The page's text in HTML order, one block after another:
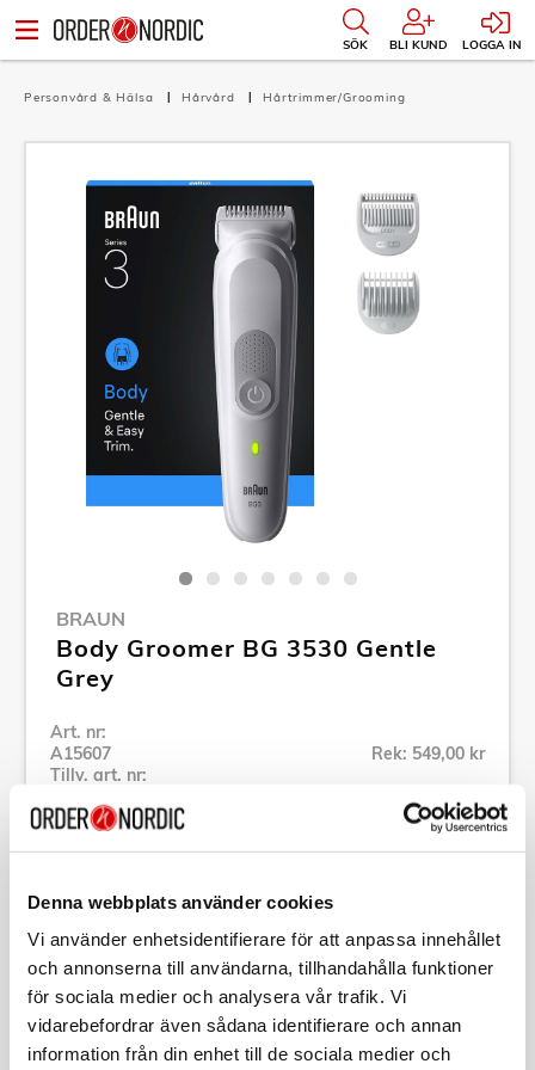
Denna webbplats använder cookies
Vi använder enhetsidentifierare för att anpassa innehållet
och annonserna till användarna, tillhandahålla funktioner
för sociala medier och analysera vår trafik. Vi
vidarebefordrar även sådana identifierare och annan
information från din enhet till de sociala medier och
SÖK BLI KUND LOGGA IN
Personvård & Hälsa Hårvård Hårtrimmer/Grooming
BRAUN
Body Groomer BG 3530 Gentle
Grey
Art. nr:
A15607
Tillv. art. nr:
Rek: 549,00 kr
Se alla produkter inom Braun
Beskrivning
Art. nr:A15607